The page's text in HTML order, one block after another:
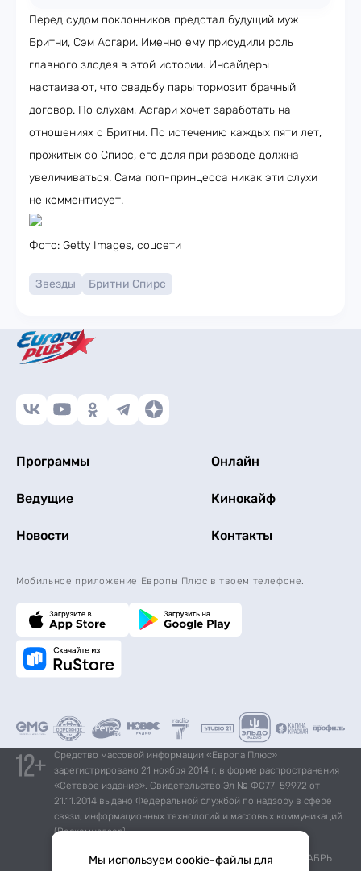
Перед судом поклонников предстал будущий муж
Бритни, Сэм Асгари. Именно ему присудили роль
главного злодея в этой истории. Инсайдеры
настаивают, что свадьбу пары тормозит брачный
договор. По слухам, Асгари хочет заработать на
отношениях с Бритни. По истечению каждых пяти лет,
прожитых со Спирс, его доля при разводе должна
увеличиваться. Сама поп-принцесса никак эти слухи
не комментирует.
Фото: Getty Images, соцсети
Звезды Бритни Спирс
Программы Онлайн
Ведущие Кинокайф
Новости Контакты
Мобильное приложение Европы Плюс в твоем телефоне.
Средство массовой информации «Европа Плюс»
зарегистрировано 21 ноября 2014 г. в форме распространения
«Сетевое издание». Свидетельство Эл № ФС77-59972 от
21.11.2014 выдано Федеральной службой по надзору в сфере
связи, информационных технологий и массовых коммуникаций
(Роскомнадзор).
*Mediascope, Radio Index – РОССИЯ 100К+, ИЮЛЬ - ДЕКАБРЬ
Мы используем cookie-файлы для